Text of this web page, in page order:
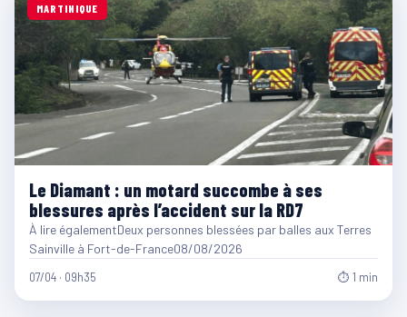
MARTINIQUE
Le Diamant : un motard succombe à ses
blessures après l’accident sur la RD7
À lire égalementDeux personnes blessées par balles aux Terres
Sainville à Fort-de-France08/08/2026
07/04 · 09h35 ⏱ 1 min